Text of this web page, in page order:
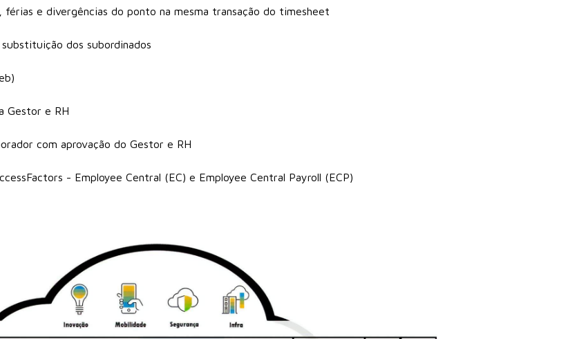
férias e divergências do ponto na mesma transação do timesheet
dos subordinados
Gestor e RH
com aprovação do Gestor e RH
- Employee Central (EC) e Employee Central Payroll (ECP)